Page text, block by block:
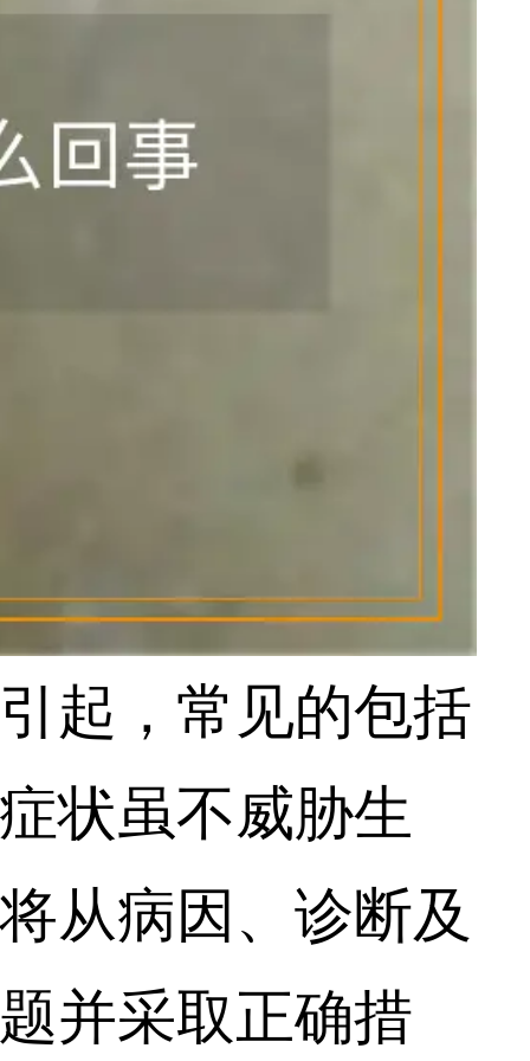
起，常见的包括
状虽不威胁生
从病因、诊断及
并采取正确措